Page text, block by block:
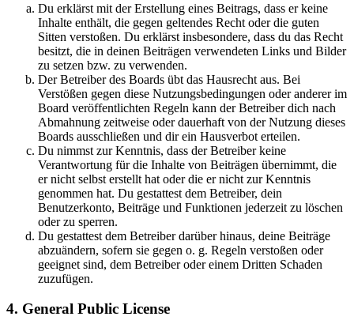
Du erklärst mit der Erstellung eines Beitrags, dass er keine
Inhalte enthält, die gegen geltendes Recht oder die guten
Sitten verstoßen. Du erklärst insbesondere, dass du das Recht
besitzt, die in deinen Beiträgen verwendeten Links und Bilder
zu setzen bzw. zu verwenden.
Der Betreiber des Boards übt das Hausrecht aus. Bei
Verstößen gegen diese Nutzungsbedingungen oder anderer im
Board veröffentlichten Regeln kann der Betreiber dich nach
Abmahnung zeitweise oder dauerhaft von der Nutzung dieses
Boards ausschließen und dir ein Hausverbot erteilen.
Du nimmst zur Kenntnis, dass der Betreiber keine
Verantwortung für die Inhalte von Beiträgen übernimmt, die
er nicht selbst erstellt hat oder die er nicht zur Kenntnis
genommen hat. Du gestattest dem Betreiber, dein
Benutzerkonto, Beiträge und Funktionen jederzeit zu löschen
oder zu sperren.
Du gestattest dem Betreiber darüber hinaus, deine Beiträge
abzuändern, sofern sie gegen o. g. Regeln verstoßen oder
geeignet sind, dem Betreiber oder einem Dritten Schaden
zuzufügen.
4. General Public License